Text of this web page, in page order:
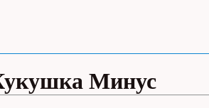
Минус